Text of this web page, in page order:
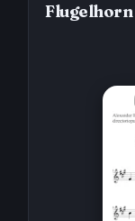
Flugelhorn